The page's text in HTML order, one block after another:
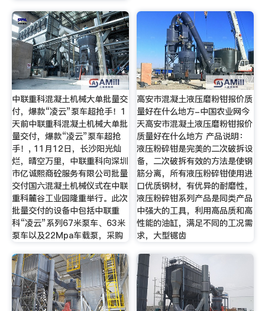
中联重科混凝土机械大单批量交
付，爆款“凌云”泵车超抢手！1
天前中联重科混凝土机械大单批
量交付，爆款“凌云”泵车超抢
手！, 11月12日，长沙阳光灿
烂，晴空万里，中联重科向深圳
市亿诚熙商砼服务有限公司批量
交付国六混凝土机械仪式在中联
重科麓谷工业园隆重举行。此次
批量交付的设备中包括中联重
科“凌云”系列67米泵车、63米
泵车以及22Mpa车载泵，采购
高安市混凝土液压磨粉钳报价质
量好在什么地方-中国农业网今
天高安市混凝土液压磨粉钳报价
质量好在什么地方 产品说明：
液压粉碎钳是完美的二次破拆设
备，二次破拆有效的方法是使钢
筋分离，所有液压粉碎钳使用进
口优质钢材，有优异的耐磨性，
液压粉碎钳系列产品是同类产品
中强大的工具，利用高品质和高
性能的油缸，满足不同的工况需
求，大型锯齿